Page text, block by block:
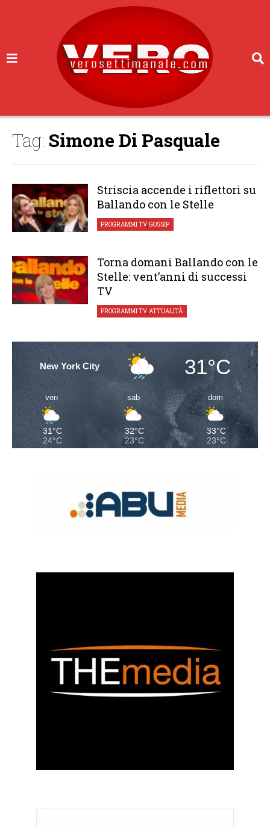
Tag: Simone Di Pasquale
Striscia accende i riflettori su
Ballando con le Stelle
PROGRAMMI TV,GOSSIP
Torna domani Ballando con le
Stelle: vent’anni di successi
TV
PROGRAMMI TV,ATTUALITÀ
New York City 31°C
ven
31°C
24°C
sab
32°C
23°C
dom
33°C
23°C